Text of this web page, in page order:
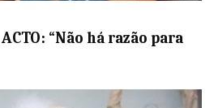
“Não há razão para